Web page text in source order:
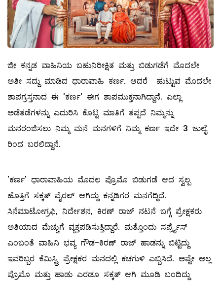
ಜೀ಼ ಕನ್ನಡ ವಾಹಿನಿಯ ಬಹುನಿರೀಕ್ಷಿತ ಮತ್ತು ಬಿಡುಗಡೆಗೆ ಮೊದಲೇ
ಅತೀ ಸದ್ದು ಮಾಡಿದ ಧಾರಾವಾಹಿ ಕರ್ಣ. ಆದರೆ ಹುಟ್ಟುವ ಮೊದಲೇ
ಶಾಪಗ್ರಸ್ತನಾದ ಈ 'ಕರ್ಣ' ಈಗ ಶಾಪಮುಕ್ತನಾಗಿದ್ದಾನೆ. ಎಲ್ಲಾ
ಅಡೆತಡೆಗಳನ್ನು ಎದುರಿಸಿ ಕೊಟ್ಟ ಮಾತಿಗೆ ತಪ್ಪದೆ ನಿಮ್ಮನ್ನು
ಮನರಂಜಿಸಲು ನಿಮ್ಮ ಮನೆ ಮನಗಳಿಗೆ ನಿಮ್ಮ ಕರ್ಣ ಇದೇ 3 ಜುಲೈ
ರಿಂದ ಬರಲಿದ್ದಾನೆ.
'ಕರ್ಣ' ಧಾರಾವಾಹಿಯ ಮೊದಲ ಪ್ರೊಮೊ ಬಿಡುಗಡೆ ಆದ ಸ್ವಲ್ಪ
ಹೊತ್ತಿಗೆ ಸಕ್ಕತ್ ವೈರಲ್ ಆಗಿದ್ದು ಕನ್ನಡಿಗರ ಮನಗೆದ್ದಿದೆ.
ಸಿನೆಮಾಟೋಗ್ರಫಿ, ನಿರ್ದೇಶನ, ಕಿರಣ್ ರಾಜ್ ನಟನೆ ಬಗ್ಗೆ ಪ್ರೇಕ್ಷಕರು
ಅತಿಯಾದ ಮೆಚ್ಚುಗೆ ವ್ಯಕ್ತಪಡಿಸುತ್ತಿದ್ದಾರೆ. ಮತ್ತೊಂದು ಸರ್ಪ್ರೈಸ್
ಎಂಬಂತೆ ವಾಹಿನಿ ಭವ್ಯ ಗೌಡ-ಕಿರಣ್ ರಾಜ್ ಹಾಡನ್ನು ಬಿಟ್ಟಿದ್ದು
ಇವರಿಬ್ಬರ ಕೆಮಿಸ್ಟ್ರಿ ಪ್ರೇಕ್ಷಕರ ಮನದಲ್ಲಿ ಕಚಗುಳಿ ಎಬ್ಬಿಸಿದೆ. ಅಷ್ಟೇ ಅಲ್ಲ
ಪ್ರೊಮೊ ಮತ್ತು ಹಾಡು ಎರಡೂ ಸಕ್ಕತ್ ಆಗಿ ಮೂಡಿ ಬಂದಿದ್ದು